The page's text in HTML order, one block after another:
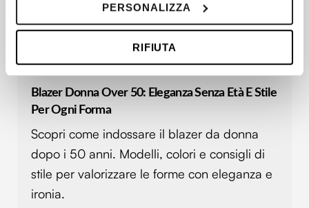
raccogliere informazioni sulla tua posizione
geografica, con un'approssimazione di qualche
Identificare il tuo dispositivo, scansionandolo
(impronte digitali).
Approfondisci come vengono elaborati i tuoi dati personali
e imposta le tue preferenze nella sezione dettagli. Puoi
modificare o ritirare il tuo consenso in qualsiasi momento
dalla Dichiarazione sui cookie.
Utilizziamo i cookie per personalizzare contenuti ed
PERSONALIZZA
RIFIUTA
Blazer Donna Over 50: Eleganza Senza Età E Stile
Per Ogni Forma
Scopri come indossare il blazer da donna
dopo i 50 anni. Modelli, colori e consigli di
stile per valorizzare le forme con eleganza e
ironia.